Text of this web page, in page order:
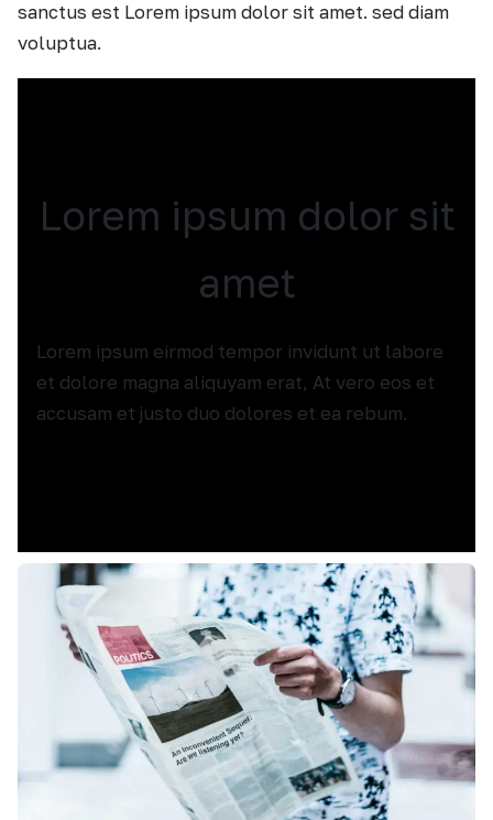
sanctus est Lorem ipsum dolor sit amet. sed diam
voluptua.
Lorem ipsum dolor sit
amet
Lorem ipsum eirmod tempor invidunt ut labore
et dolore magna aliquyam erat, At vero eos et
accusam et justo duo dolores et ea rebum.